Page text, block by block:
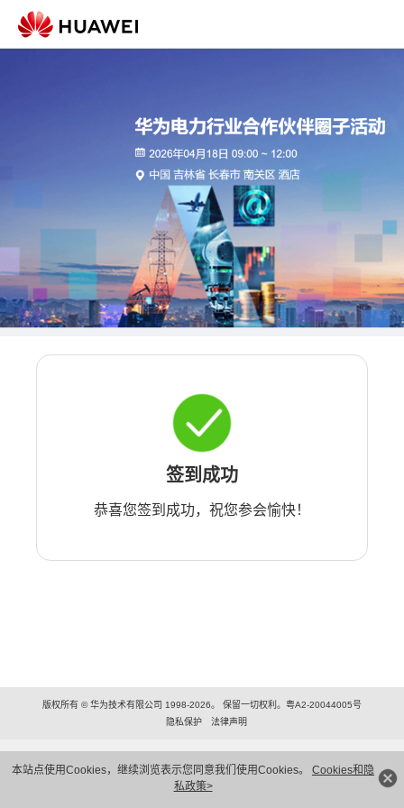
本站点使用Cookies，继续浏览表示您同意我们使用Cookies。 Cookies和隐
私政策>
签到成功
恭喜您签到成功，祝您参会愉快！
版权所有 © 华为技术有限公司 1998-2026。 保留一切权利。粤A2-20044005号
隐私保护
法律声明